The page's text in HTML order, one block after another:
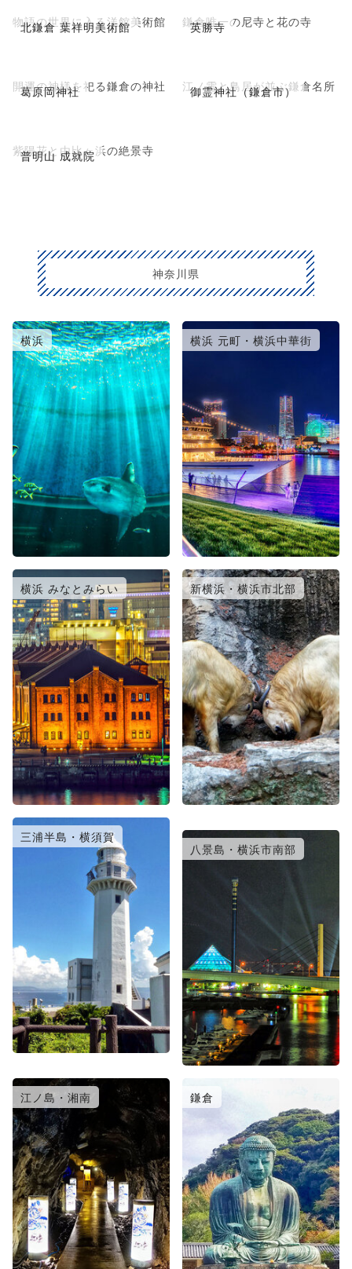
北鎌倉 葉祥明美術館
物語の世界に入る洋館美術館 英勝寺
鎌倉唯一の尼寺と花の寺
葛原岡神社
開運の神様を祀る鎌倉の神社 御霊神社（鎌倉市）
江ノ電と鳥居が並ぶ鎌倉名所
普明山 成就院
紫陽花と由比ヶ浜の絶景寺
神奈川県
横浜 横浜 元町・横浜中華街
横浜 みなとみらい 新横浜・横浜市北部
三浦半島・横須賀
川崎
八景島・横浜市南部
江ノ島・湘南 鎌倉